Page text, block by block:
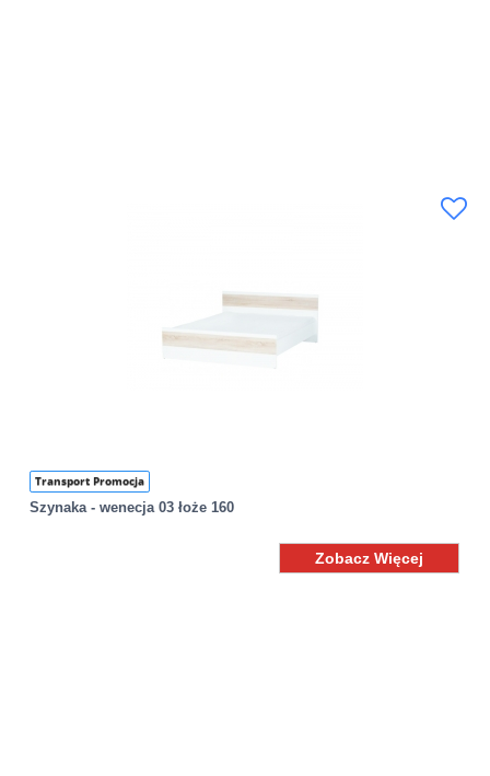
Transport Promocja
Szynaka - wenecja 03 łoże 160
Zobacz Więcej